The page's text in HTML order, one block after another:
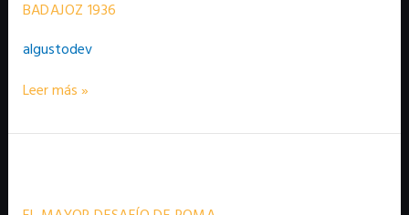
BADAJOZ 1936
algustodev
Leer más »